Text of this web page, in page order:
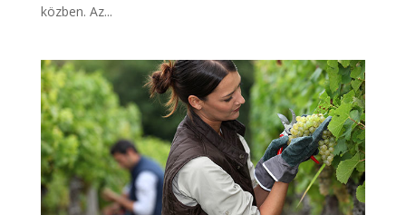
közben. Az...